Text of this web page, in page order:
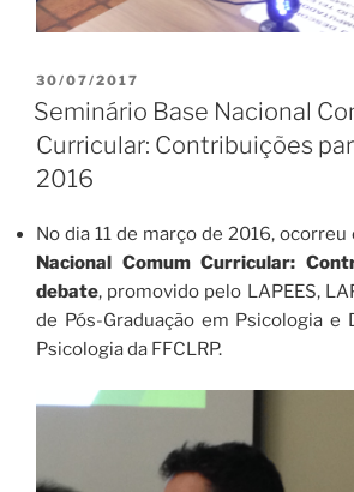
PUBLICADO
EM
30/07/2017
Seminário Base Nacional
Curricular: Contribuições
2016
No dia 11 de março de 2016,
Nacional Comum Curricular:
debate, promovido pelo LAPEES,
de Pós-Graduação em Psicologia e
Psicologia da FFCLRP.